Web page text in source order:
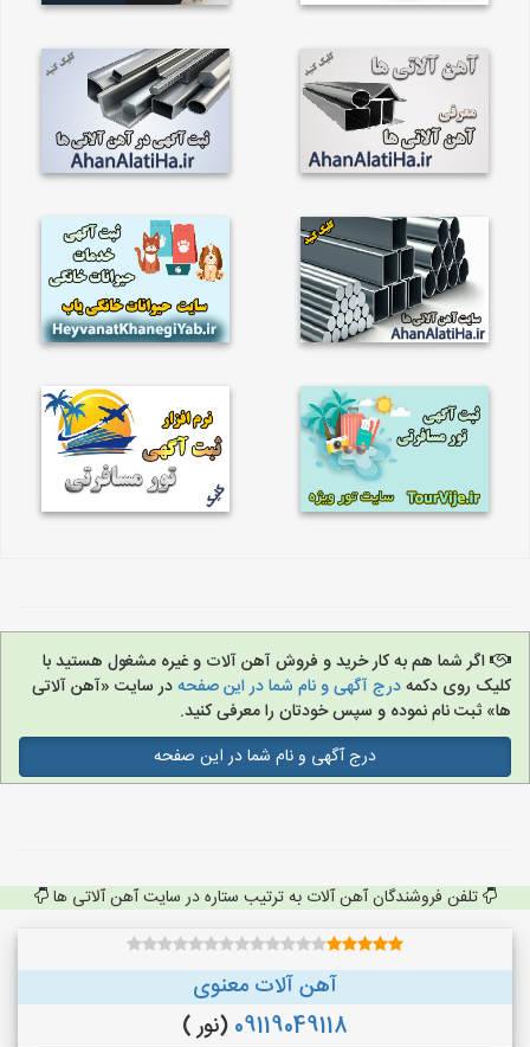
اگر شما هم به کار خرید و فروش آهن آلات و غیره مشغول هستید با
کلیک روی دکمهدرج آگهی و نام شما در این صفحهدر سایت «آهن آلاتی
ها» ثبت نام نموده و سپس خودتان را معرفی کنید.
درج آگهی و نام شما در این صفحه
تلفن فروشندگان آهن آلات به ترتیب ستاره در سایت آهن آلاتی ها
آهن آلات معنوی
09119049118 (نور )